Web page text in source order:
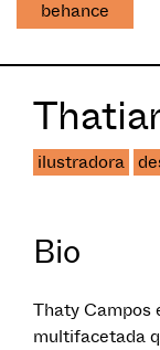
behance
ilustradora
Bio
Thaty Campos
multifacetada